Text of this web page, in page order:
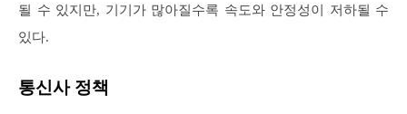
될 수 있지만, 기기가 많아질수록 속도와 안정성이 저하될 수
있다.
통신사 정책